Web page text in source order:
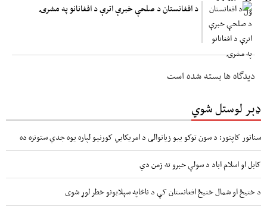
د افغانستان د صلحې خبرې اترې د افغانانو په مشرۍ
دیدگاه ها بسته شده است
ډېر لوستل شوي
سناتور کاپتور: د سون توکو بیو زیاتوالی د امریکایي کورنیو لپاره یوه جدي ستونزه ده
کابل او اسلام اباد د سولې خبرو ته ژمن دي
د ختیځ او شمال ختیځ افغانستان کې د ناڅاپه سېلابونو خطر لوړ شوی